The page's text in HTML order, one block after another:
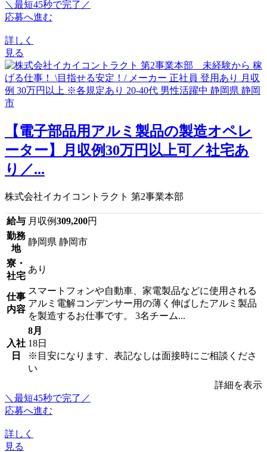
＼最短45秒で完了／
応募へ進む
詳しく
見る
【電子部品用アルミ製品の製造オペレ
ーター】月収例30万円以上可／社宅あ
り／...
株式会社イカイコントラクト 第2事業本部
給与 月収例309,200円
勤務
地
静岡県 静岡市
寮・
社宅
あり
仕事
内容
スマートフォンや自動車、家電製品などに使用される
アルミ電解コンデンサー用の薄く伸ばしたアルミ製品
を製造するお仕事です。 3名チーム...
入社
日
8月
18日
※目安になります、表記なしは面接時にご相談くださ
い
詳細を表示
＼最短45秒で完了／
応募へ進む
詳しく
見る